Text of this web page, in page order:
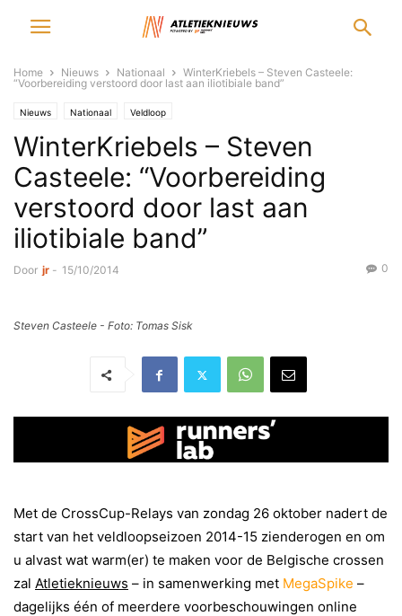
Home Nieuws Nationaal
WinterKriebels – Steven Casteele:
“Voorbereiding verstoord door last aan iliotibiale band”
Nieuws Nationaal Veldloop
WinterKriebels – Steven
Casteele: “Voorbereiding
verstoord door last aan
iliotibiale band”
Door jr - 15/10/2014 0
Steven Casteele - Foto: Tomas Sisk
Met de CrossCup-Relays van zondag 26 oktober nadert de
start van het veldloopseizoen 2014-15 zienderogen en om
u alvast wat warm(er) te maken voor de Belgische crossen
zal Atletieknieuws – in samenwerking met MegaSpike –
dagelijks één of meerdere voorbeschouwingen online